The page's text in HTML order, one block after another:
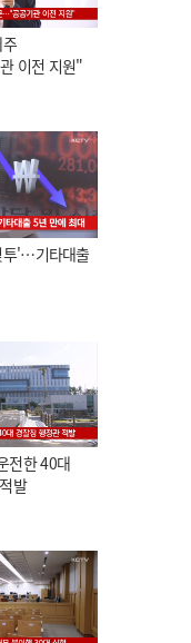
이전 지원"
투'…기타대출
전한 40대
발